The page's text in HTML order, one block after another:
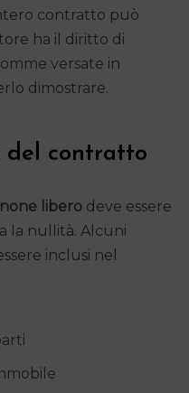
contratto può
ha il diritto di
versate in
dimostrare.
del contratto
libero deve essere
la nullità. Alcuni
inclusi nel